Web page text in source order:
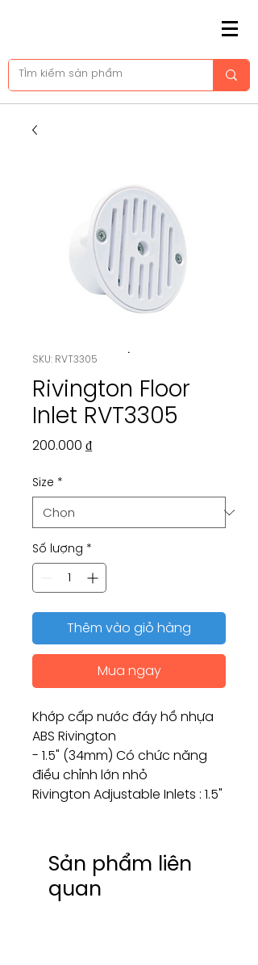
SKU: RVT3305
Rivington Floor
Inlet RVT3305
200.000 ₫Giá
Size *
Số lượng *
Thêm vào giỏ hàng
Mua ngay
Khớp cấp nước đáy hồ nhựa
ABS Rivington
- 1.5" (34mm) Có chức năng
điều chỉnh lớn nhỏ
Rivington Adjustable Inlets : 1.5"
Sản phẩm liên
quan